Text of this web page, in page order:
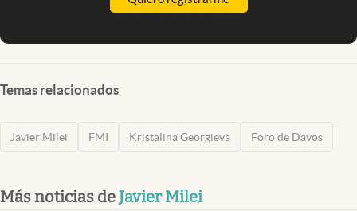
Temas relacionados
Javier Milei FMI Kristalina Georgieva Foro de Davos
Más noticias deJavier Milei